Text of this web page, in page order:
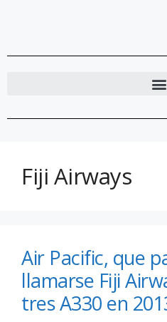
Fiji Airways
Air Pacific, que
llamarse Fiji
tres A330 en